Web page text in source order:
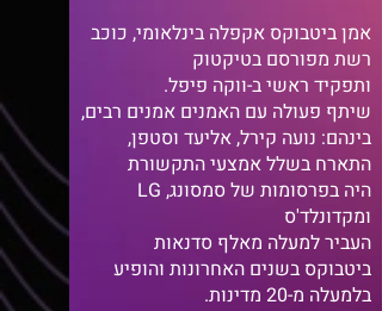
אמן ביטבוקס אקפלה בינלאומי, כוכב
רשת מפורסם בטיקטוק
ותפקיד ראשי ב-ווקה פיפל.
שיתף פעולה עם האמנים אמנים רבים,
בינהם: נועה קירל, אליעד וסטפן,
התארח בשלל אמצעי התקשורת
היה בפרסומות של סמסונג, LG
ומקדונלד'ס
העביר למעלה מאלף סדנאות
ביטבוקס בשנים האחרונות והופיע
בלמעלה מ-20 מדינות.